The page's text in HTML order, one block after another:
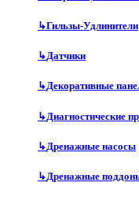
↳Гильзы-Удлинители
↳Датчики
↳Декоративные
↳Диагностические
↳Дренажные насосы
↳Дренажные